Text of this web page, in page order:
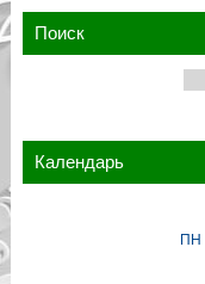
Поиск
Календарь
ПН